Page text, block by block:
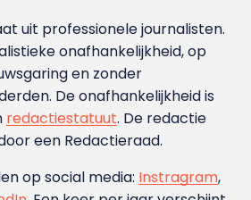
uit professionele journalisten.
onafhankelijkheid, op
en zonder
De onafhankelijkheid is
redactiestatuut. De redactie
een Redactieraad.
op social media: Instragram,